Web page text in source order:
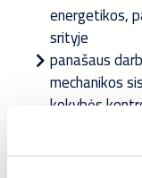
energetikos,
srityje
panašaus
mechanikos
kokybės
ŠVOK,
sistemų